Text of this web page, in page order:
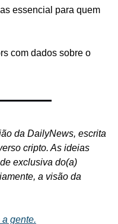
essencial para quem
com dados sobre o
da DailyNews, escrita
cripto. As ideias
exclusiva do(a)
a visão da
gente.